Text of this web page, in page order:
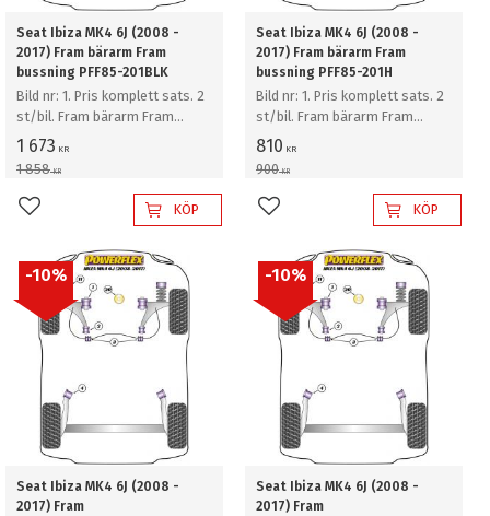
Seat Ibiza MK4 6J (2008 -
2017) Fram bärarm Fram
bussning PFF85-201BLK
Bild nr: 1. Pris komplett sats. 2
st/bil. Fram bärarm Fram
bussning
1 673 KR
1 858KR
Lägg till i favoriterKÖP
Seat Ibiza MK4 6J (2008 -
2017) Fram bärarm Fram
bussning PFF85-201H
Bild nr: 1. Pris komplett sats. 2
st/bil. Fram bärarm Fram
bussning
810 KR
900KR
Lägg till i favoriterKÖP
Seat Ibiza MK4 6J (2008 -
2017) Fram
10%
Seat Ibiza MK4 6J (2008 -
2017) Fram
10%